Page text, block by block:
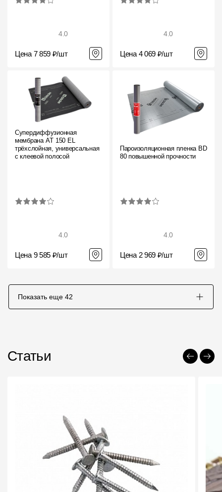
4.0
Цена 7 859 ₽/шт
4.0
Цена 4 069 ₽/шт
Супердиффузионная
мембрана АT 150 EL
трёхслойная, универсальная
с клеевой полосой
4.0
Цена 9 585 ₽/шт
Пароизоляционная пленка BD
80 повышенной прочности
4.0
Цена 2 969 ₽/шт
Показать еще 42
Статьи